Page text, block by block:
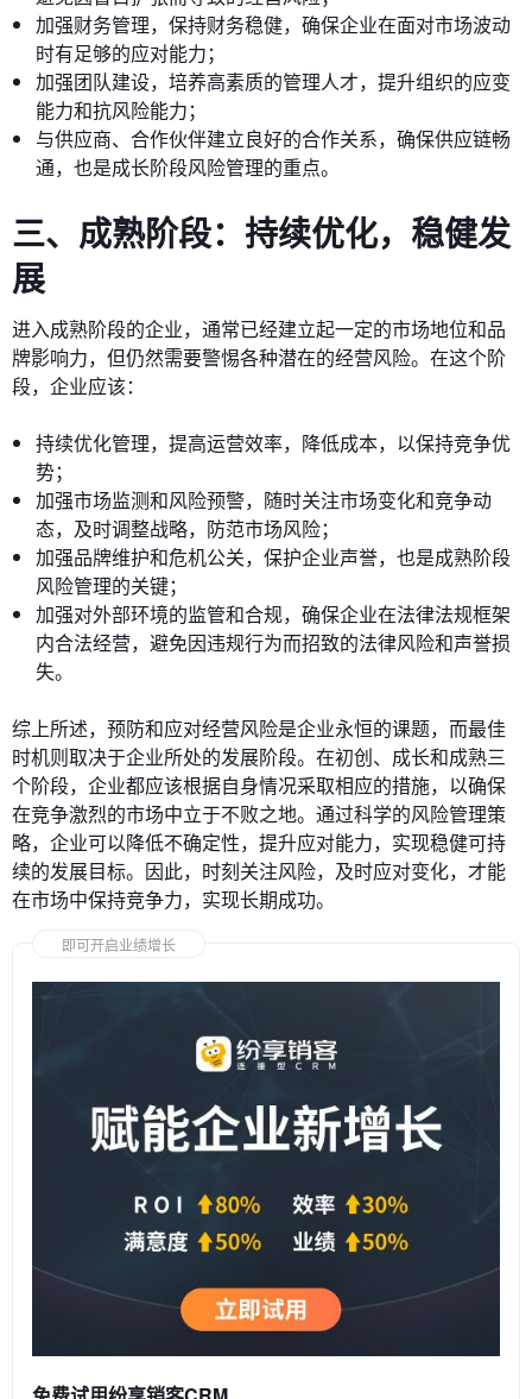
加强财务管理，保持财务稳健，确保企业在面对市场波动
时有足够的应对能力；
加强团队建设，培养高素质的管理人才，提升组织的应变
能力和抗风险能力；
与供应商、合作伙伴建立良好的合作关系，确保供应链畅
通，也是成长阶段风险管理的重点。
三、成熟阶段：持续优化，稳健发
展
进入成熟阶段的企业，通常已经建立起一定的市场地位和品
牌影响力，但仍然需要警惕各种潜在的经营风险。在这个阶
段，企业应该：
持续优化管理，提高运营效率，降低成本，以保持竞争优
势；
加强市场监测和风险预警，随时关注市场变化和竞争动
态，及时调整战略，防范市场风险；
加强品牌维护和危机公关，保护企业声誉，也是成熟阶段
风险管理的关键；
加强对外部环境的监管和合规，确保企业在法律法规框架
内合法经营，避免因违规行为而招致的法律风险和声誉损
失。
综上所述，预防和应对经营风险是企业永恒的课题，而最佳
时机则取决于企业所处的发展阶段。在初创、成长和成熟三
个阶段，企业都应该根据自身情况采取相应的措施，以确保
在竞争激烈的市场中立于不败之地。通过科学的风险管理策
略，企业可以降低不确定性，提升应对能力，实现稳健可持
续的发展目标。因此，时刻关注风险，及时应对变化，才能
在市场中保持竞争力，实现长期成功。
即可开启业绩增长